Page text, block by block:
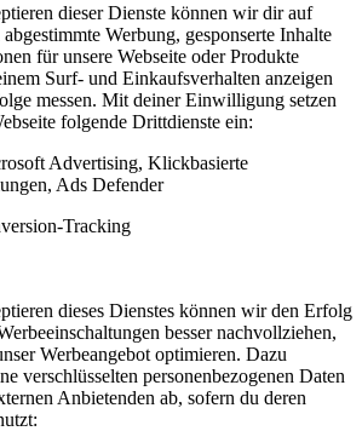
dieser Dienste können wir dir auf
abgestimmte Werbung, gesponserte Inhalte
für unsere Webseite oder Produkte
Surf- und Einkaufsverhalten anzeigen
messen. Mit deiner Einwilligung setzen
folgende Drittdienste ein:
Advertising, Klickbasierte
Ads Defender
Tracking
dieses Dienstes können wir den Erfolg
besser nachvollziehen,
Werbeangebot optimieren. Dazu
verschlüsselten personenbezogenen Daten
Anbietenden ab, sofern du deren